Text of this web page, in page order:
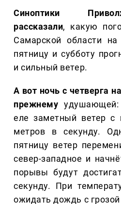
Синоптики
рассказали, какую
Самарской области
пятницу и субботу
и сильный ветер.
А вот ночь с четверга
прежнему удушающей:
еле заметный ветер с
метров в секунду.
пятницу ветер
север-западное и
порывы будут
секунду. При
ожидать дождь с грозой